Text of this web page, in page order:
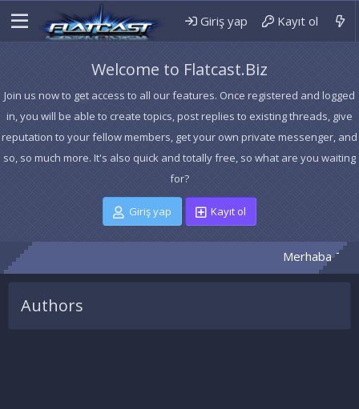
Giriş yap Kayıt ol
Welcome to Flatcast.Biz
Join us now to get access to all our features. Once registered and logged
in, you will be able to create topics, post replies to existing threads, give
reputation to your fellow members, get your own private messenger, and
so, so much more. It's also quick and totally free, so what are you waiting
for?
Giriş yap Kayıt ol
Merhaba
Authors